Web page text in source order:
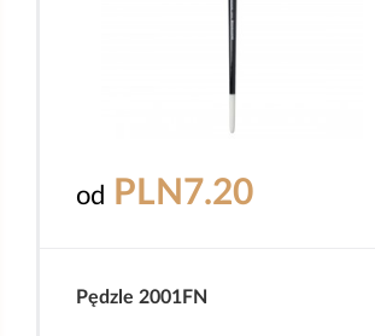
od PLN7.20
Pędzle 2001FN